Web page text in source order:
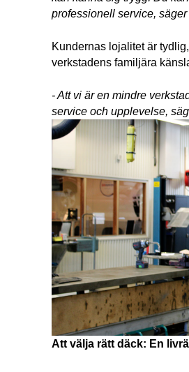
professionell service,
Kundernas lojalitet är
verkstadens familjära
- Att vi är en mindre
service och upplevelse,
Att välja rätt däck: En